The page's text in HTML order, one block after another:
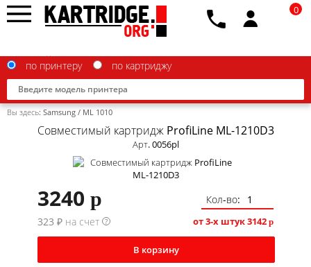
Canon
Epson
по принтеру по картриджу
0
Вы здесь: Samsung / ML 1010
Совместимый картридж ProfiLine ML-1210D3
Арт. 0056pl
3240 p
Кол-во:
323 ₽ на счет ? от 3-х штук3142 p
В корзину